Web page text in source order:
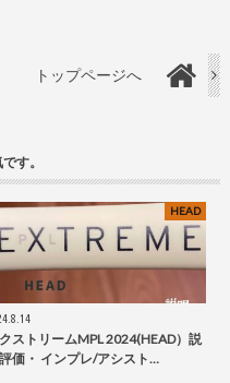
トップページへ
す。
HEAD
ストリームMPL 2024(HEAD）説
価・ インプレ/アシスト…